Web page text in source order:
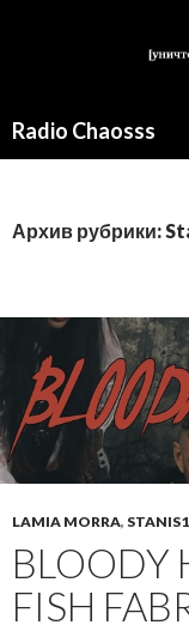
Radio Chaosss
Архив рубрики:
LAMIA MORRA,
BLOODY
FISH